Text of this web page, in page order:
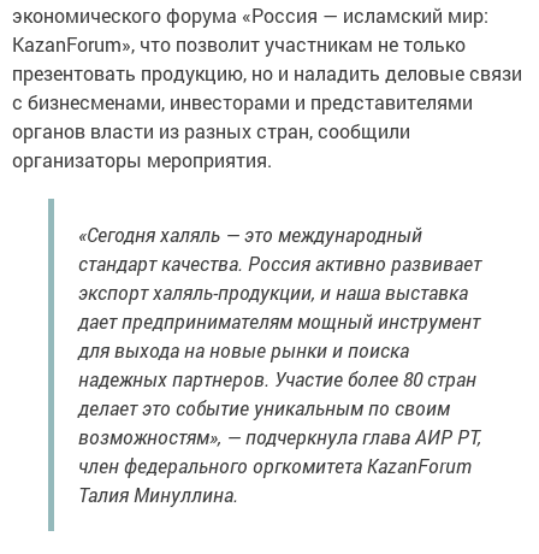
экономического форума «Россия — исламский мир:
KazanForum», что позволит участникам не только
презентовать продукцию, но и наладить деловые связи
с бизнесменами, инвесторами и представителями
органов власти из разных стран, сообщили
организаторы мероприятия.
«Сегодня халяль — это международный
стандарт качества. Россия активно развивает
экспорт халяль-продукции, и наша выставка
дает предпринимателям мощный инструмент
для выхода на новые рынки и поиска
надежных партнеров. Участие более 80 стран
делает это событие уникальным по своим
возможностям», — подчеркнула глава АИР РТ,
член федерального оргкомитета KazanForum
Талия Минуллина.